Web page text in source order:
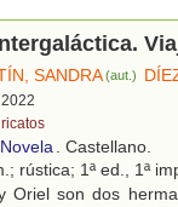
SANDRA(aut.)
Novela. Castellano.
rústica; 1ª ed., 1ª
Oriel son dos